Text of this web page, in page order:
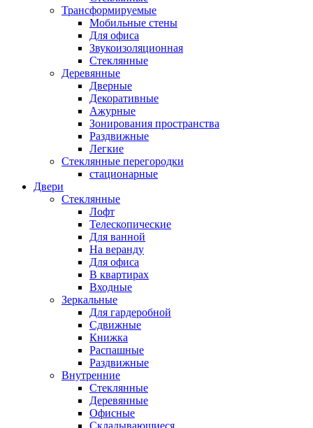
Трансформируемые
Мобильные стены
Для офиса
Звукоизоляционная
Стеклянные
Деревянные
Дверные
Декоративные
Ажурные
Зонирования пространства
Раздвижные
Легкие
Стеклянные перегородки
стационарные
Двери
Стеклянные
Лофт
Телескопические
Для ванной
На веранду
Для офиса
В квартирах
Входные
Зеркальные
Для гардеробной
Сдвижные
Книжка
Распашные
Раздвижные
Внутренние
Стеклянные
Деревянные
Офисные
Складывающиеся